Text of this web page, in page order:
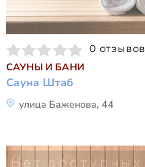
0 отзывов
САУНЫ И БАНИ
Сауна Штаб
улица Баженова, 44